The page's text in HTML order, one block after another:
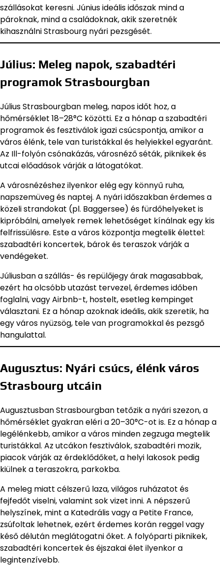
szállásokat keresni. Június ideális időszak mind a
pároknak, mind a családoknak, akik szeretnék
kihasználni Strasbourg nyári pezsgését.
Július: Meleg napok, szabadtéri
programok Strasbourgban
Július Strasbourgban meleg, napos időt hoz, a
hőmérséklet 18–28°C közötti. Ez a hónap a szabadtéri
programok és fesztiválok igazi csúcspontja, amikor a
város élénk, tele van turistákkal és helyiekkel egyaránt.
Az Ill-folyón csónakázás, városnéző séták, piknikek és
utcai előadások várják a látogatókat.
A városnézéshez ilyenkor elég egy könnyű ruha,
napszemüveg és naptej. A nyári időszakban érdemes a
közeli strandokat (pl. Baggersee) és fürdőhelyeket is
kipróbálni, amelyek remek lehetőséget kínálnak egy kis
felfrissülésre. Este a város központja megtelik élettel:
szabadtéri koncertek, bárok és teraszok várják a
vendégeket.
Júliusban a szállás- és repülőjegy árak magasabbak,
ezért ha olcsóbb utazást tervezel, érdemes időben
foglalni, vagy Airbnb-t, hostelt, esetleg kempinget
választani. Ez a hónap azoknak ideális, akik szeretik, ha
egy város nyüzsög, tele van programokkal és pezsgő
hangulattal.
Augusztus: Nyári csúcs, élénk város
Strasbourg utcáin
Augusztusban Strasbourgban tetőzik a nyári szezon, a
hőmérséklet gyakran eléri a 20–30°C-ot is. Ez a hónap a
legélénkebb, amikor a város minden zegzuga megtelik
turistákkal. Az utcákon fesztiválok, szabadtéri mozik,
piacok várják az érdeklődőket, a helyi lakosok pedig
kiülnek a teraszokra, parkokba.
A meleg miatt célszerű laza, világos ruházatot és
fejfedőt viselni, valamint sok vizet inni. A népszerű
helyszínek, mint a Katedrális vagy a Petite France,
zsúfoltak lehetnek, ezért érdemes korán reggel vagy
késő délután meglátogatni őket. A folyóparti piknikek,
szabadtéri koncertek és éjszakai élet ilyenkor a
legintenzívebb.